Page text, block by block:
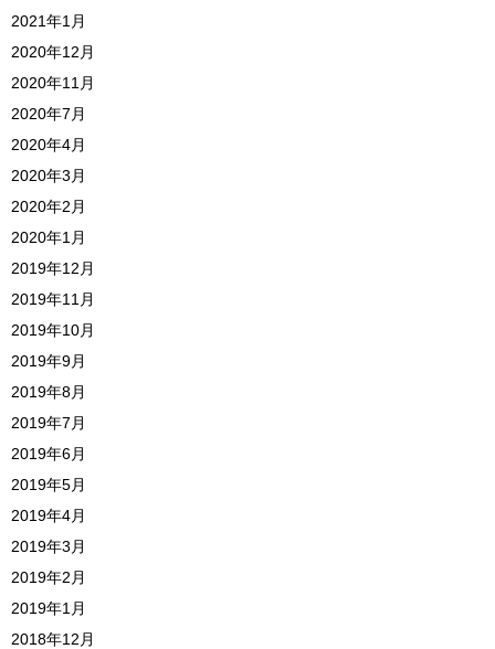
2021年1月
2020年12月
2020年11月
2020年7月
2020年4月
2020年3月
2020年2月
2020年1月
2019年12月
2019年11月
2019年10月
2019年9月
2019年8月
2019年7月
2019年6月
2019年5月
2019年4月
2019年3月
2019年2月
2019年1月
2018年12月